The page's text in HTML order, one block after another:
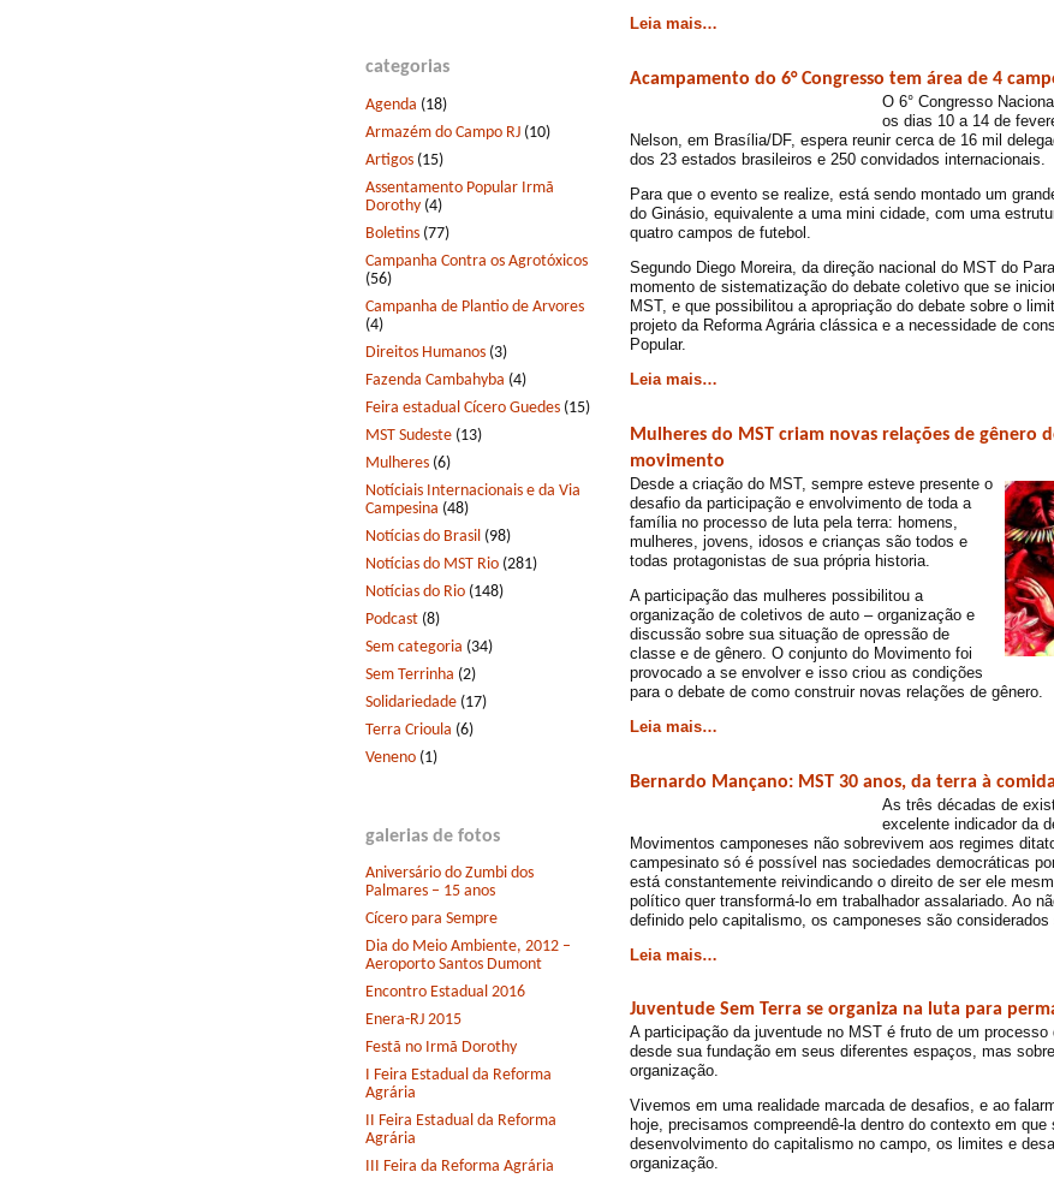
categorias
Agenda (18)
Armazém do Campo RJ (10)
Artigos (15)
Assentamento Popular Irmã
Dorothy (4)
Boletins (77)
Campanha Contra os Agrotóxicos
(56)
Campanha de Plantio de Arvores
(4)
Direitos Humanos (3)
Fazenda Cambahyba (4)
Feira estadual Cícero Guedes (15)
MST Sudeste (13)
Mulheres (6)
Notíciais Internacionais e da Via
Campesina (48)
Notícias do Brasil (98)
Notícias do MST Rio (281)
Notícias do Rio (148)
Podcast (8)
Sem categoria (34)
Sem Terrinha (2)
Solidariedade (17)
Terra Crioula (6)
Veneno (1)
galerias de fotos
Aniversário do Zumbi dos
Palmares – 15 anos
Cícero para Sempre
Dia do Meio Ambiente, 2012 –
Aeroporto Santos Dumont
Encontro Estadual 2016
Enera-RJ 2015
Festã no Irmã Dorothy
I Feira Estadual da Reforma
Agrária
II Feira Estadual da Reforma
Agrária
III Feira da Reforma Agrária
Leia mais…
Acampamento do 6° Congresso tem área de 4
O 6° Congresso
os dias 10 a 14 de
Nelson, em Brasília/DF, espera reunir cerca de 16 mil
dos 23 estados brasileiros e 250 convidados internacionais.
Para que o evento se realize, está sendo montado um
do Ginásio, equivalente a uma mini cidade, com uma
quatro campos de futebol.
Segundo Diego Moreira, da direção nacional do MST do
momento de sistematização do debate coletivo que se
MST, e que possibilitou a apropriação do debate sobre o
projeto da Reforma Agrária clássica e a necessidade de
Popular.
Leia mais…
Mulheres do MST criam novas relações de gênero
movimento
Desde a criação do MST, sempre esteve presente o
desafio da participação e envolvimento de toda a
família no processo de luta pela terra: homens,
mulheres, jovens, idosos e crianças são todos e
todas protagonistas de sua própria historia.
A participação das mulheres possibilitou a
organização de coletivos de auto – organização e
discussão sobre sua situação de opressão de
classe e de gênero. O conjunto do Movimento foi
provocado a se envolver e isso criou as condições
para o debate de como construir novas relações de gênero.
Leia mais…
Bernardo Mançano: MST 30 anos, da terra à comida
As três décadas de
excelente indicador da
Movimentos camponeses não sobrevivem aos regimes
campesinato só é possível nas sociedades democráticas
está constantemente reivindicando o direito de ser ele
político quer transformá-lo em trabalhador assalariado. Ao
definido pelo capitalismo, os camponeses são considerados
Leia mais…
Juventude Sem Terra se organiza na luta para
A participação da juventude no MST é fruto de um
desde sua fundação em seus diferentes espaços, mas
organização.
Vivemos em uma realidade marcada de desafios, e ao
hoje, precisamos compreendê-la dentro do contexto em que
desenvolvimento do capitalismo no campo, os limites e
organização.